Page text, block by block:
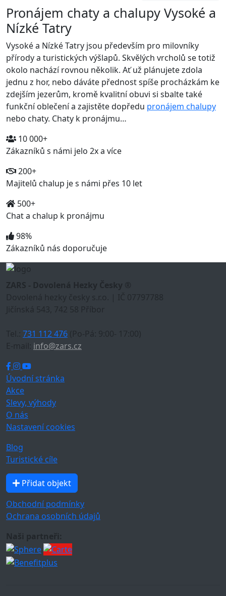
Pronájem chaty a chalupy Vysoké a
Nízké Tatry
Vysoké a Nízké Tatry jsou především pro milovníky
přírody a turistických výšlapů. Skvělých vrcholů se totiž
okolo nachází rovnou několik. Ať už plánujete zdola
jednu z hor, nebo dáváte přednost spíše procházkám ke
zdejším jezerům, kromě kvalitní obuvi si sbalte také
funkční oblečení a zajistěte dopředu pronájem chalupy
nebo chaty. Chaty k pronájmu…
10 000+
Zákazníků s námi jelo 2x a více
200+
Majitelů chalup je s námi přes 10 let
500+
Chat a chalup k pronájmu
98%
Zákazníků nás doporučuje
ZARS - Dovolená Hezky Česky ®
Dovolená hezky česky s.r.o. | IČ 07797788
Jičínská 543, 742 58 Příbor
Tel.: 731 112 476 (Po-Pá: 9:00- 17:00)
E-mail: info@zars.cz
Úvodní stránka
Akce
Slevy, výhody
O nás
Nastavení cookies
Blog
Turistické cíle
Přidat objekt
Obchodní podmínky
Ochrana osobních údajů
Naši partneři: